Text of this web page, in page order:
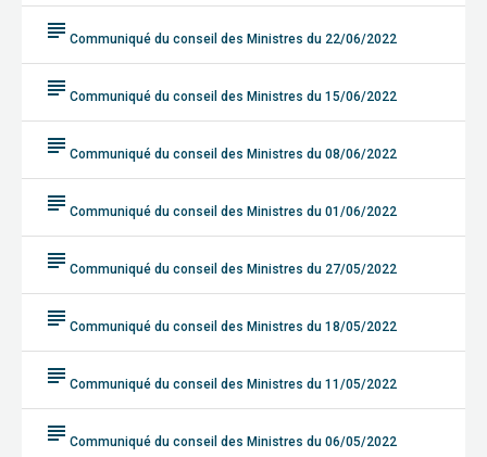
subject Communiqué du conseil des Ministres du 22/06/2022
subject Communiqué du conseil des Ministres du 15/06/2022
subject Communiqué du conseil des Ministres du 08/06/2022
subject Communiqué du conseil des Ministres du 01/06/2022
subject Communiqué du conseil des Ministres du 27/05/2022
subject Communiqué du conseil des Ministres du 18/05/2022
subject Communiqué du conseil des Ministres du 11/05/2022
subject Communiqué du conseil des Ministres du 06/05/2022